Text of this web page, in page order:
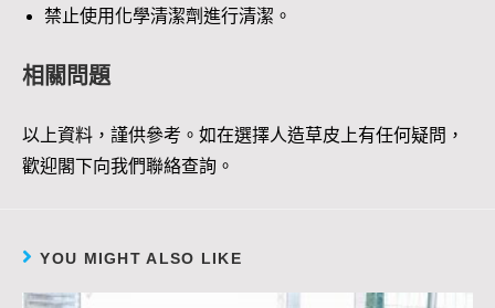
禁止使用化學清潔劑進行清潔。
相關問題
以上資料，謹供參考。如在選擇人造草皮上有任何疑問，
歡迎閣下向我們聯絡查詢。
YOU MIGHT ALSO LIKE